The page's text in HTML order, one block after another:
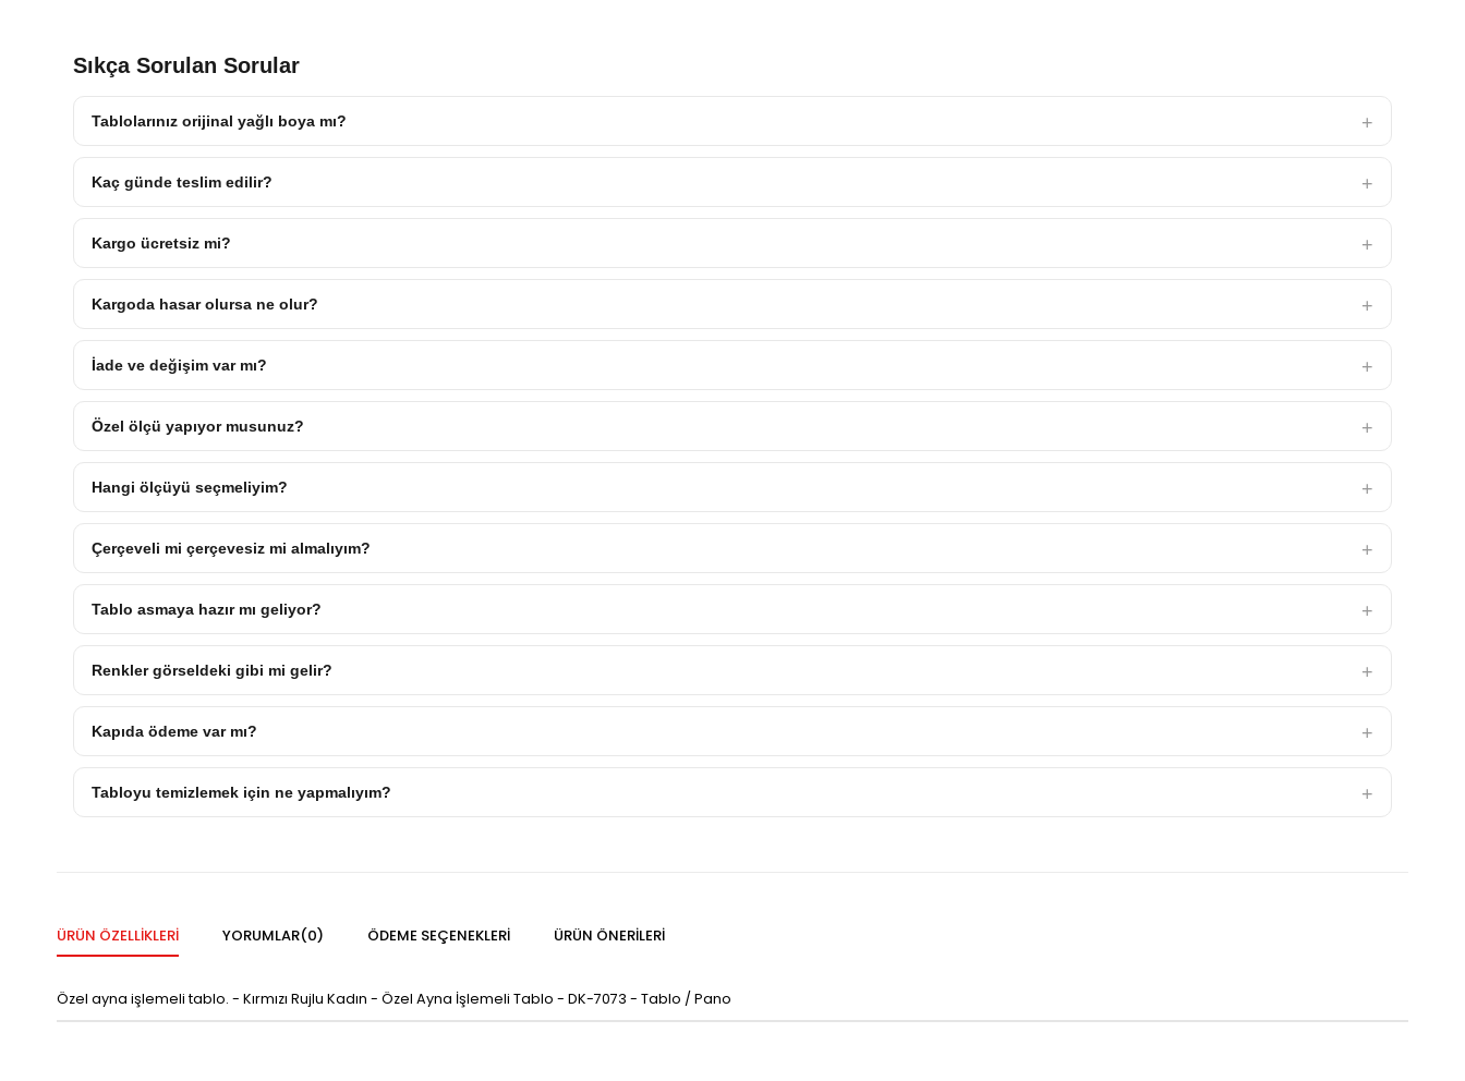
Sıkça Sorulan Sorular
Tablolarınız orijinal yağlı boya mı?
Kaç günde teslim edilir?
Kargo ücretsiz mi?
Kargoda hasar olursa ne olur?
İade ve değişim var mı?
Özel ölçü yapıyor musunuz?
Hangi ölçüyü seçmeliyim?
Çerçeveli mi çerçevesiz mi almalıyım?
Tablo asmaya hazır mı geliyor?
Renkler görseldeki gibi mi gelir?
Kapıda ödeme var mı?
Tabloyu temizlemek için ne yapmalıyım?
ÜRÜN ÖZELLIKLERI YORUMLAR(0) ÖDEME SEÇENEKLERI ÜRÜN ÖNERILERI
Özel ayna işlemeli tablo. - Kırmızı Rujlu Kadın - Özel Ayna İşlemeli Tablo - DK-7073 - Tablo / Pano